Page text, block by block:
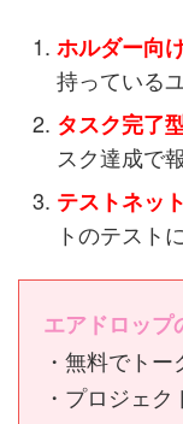
ホルダー向
持っている
タスク完了
スク達成で
テストネッ
トのテスト
エアドロップ
・無料でト
・プロジェ